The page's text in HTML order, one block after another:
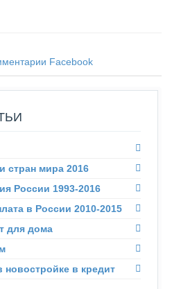
Facebook
стран мира 2016
России 1993-2016
в России 2010-2015
для дома
новостройке в кредит